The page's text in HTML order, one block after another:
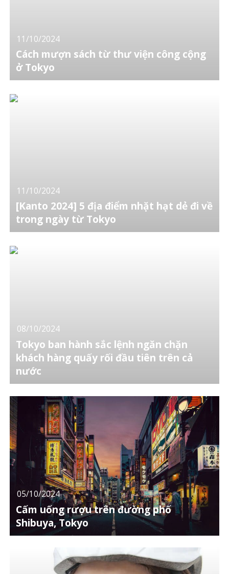
11/10/2024
Cách mượn sách từ thư viện công cộng
ở Tokyo
11/10/2024
[Kanto 2024] 5 địa điểm nhặt hạt dẻ đi về
trong ngày từ Tokyo
08/10/2024
Tokyo ban hành sắc lệnh ngăn chặn
khách hàng quấy rối đầu tiên trên cả
nước
05/10/2024
Cấm uống rượu trên đường phố
Shibuya, Tokyo